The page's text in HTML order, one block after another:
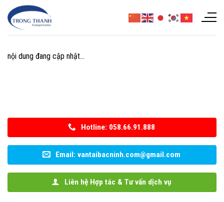
Chuyển
đến
nội dung đang cập nhật…
Hotline: 058.66.91.888
Email: vantaibacninh.com@gmail.com
Liên hệ Hợp tác & Tư vấn dịch vụ